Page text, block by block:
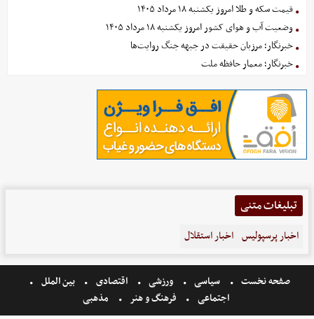
قیمت سکه و طلا امروز یکشنبه ۱۸ مرداد ۱۴۰۵
وضعیت آب و هوای کشور امروز یکشنبه ۱۸ مرداد ۱۴۰۵
خبرنگار؛ مرزبان حقیقت در جبهه جنگ روایت‌ها
خبرنگار؛ معمار حافظه ملت
تبلیغات متنی
اخبار پرسپولیس اخبار استقلال
صفحه نخست سیاسی ورزشی اقتصادی
بین الملل
اجتماعی
فرهنگ و هنر مذهبی